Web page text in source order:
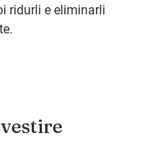
ridurli e eliminarli